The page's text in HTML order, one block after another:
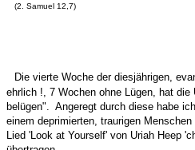
(2. Samuel 12,7)
Die vierte Woche der diesjährigen,
ehrlich !, 7 Wochen ohne Lügen, hat
belügen". Angeregt durch diese habe
einem deprimierten, traurigen
Lied 'Look at Yourself' von Uriah Heep